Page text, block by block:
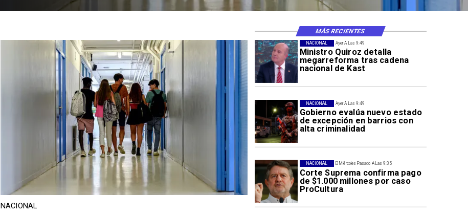
Ayer A Las 9:49
Ministro Quiroz detalla
megarreforma tras cadena
nacional de Kast
NACIONAL
Ayer A Las 9:49
Gobierno evalúa nuevo estado
de excepción en barrios con
alta criminalidad
NACIONAL
El Miércoles Pasado A Las 9:35
Corte Suprema confirma pago
de $1.000 millones por caso
ProCultura
NACIONAL
NACIONAL
MÁS RECIENTES